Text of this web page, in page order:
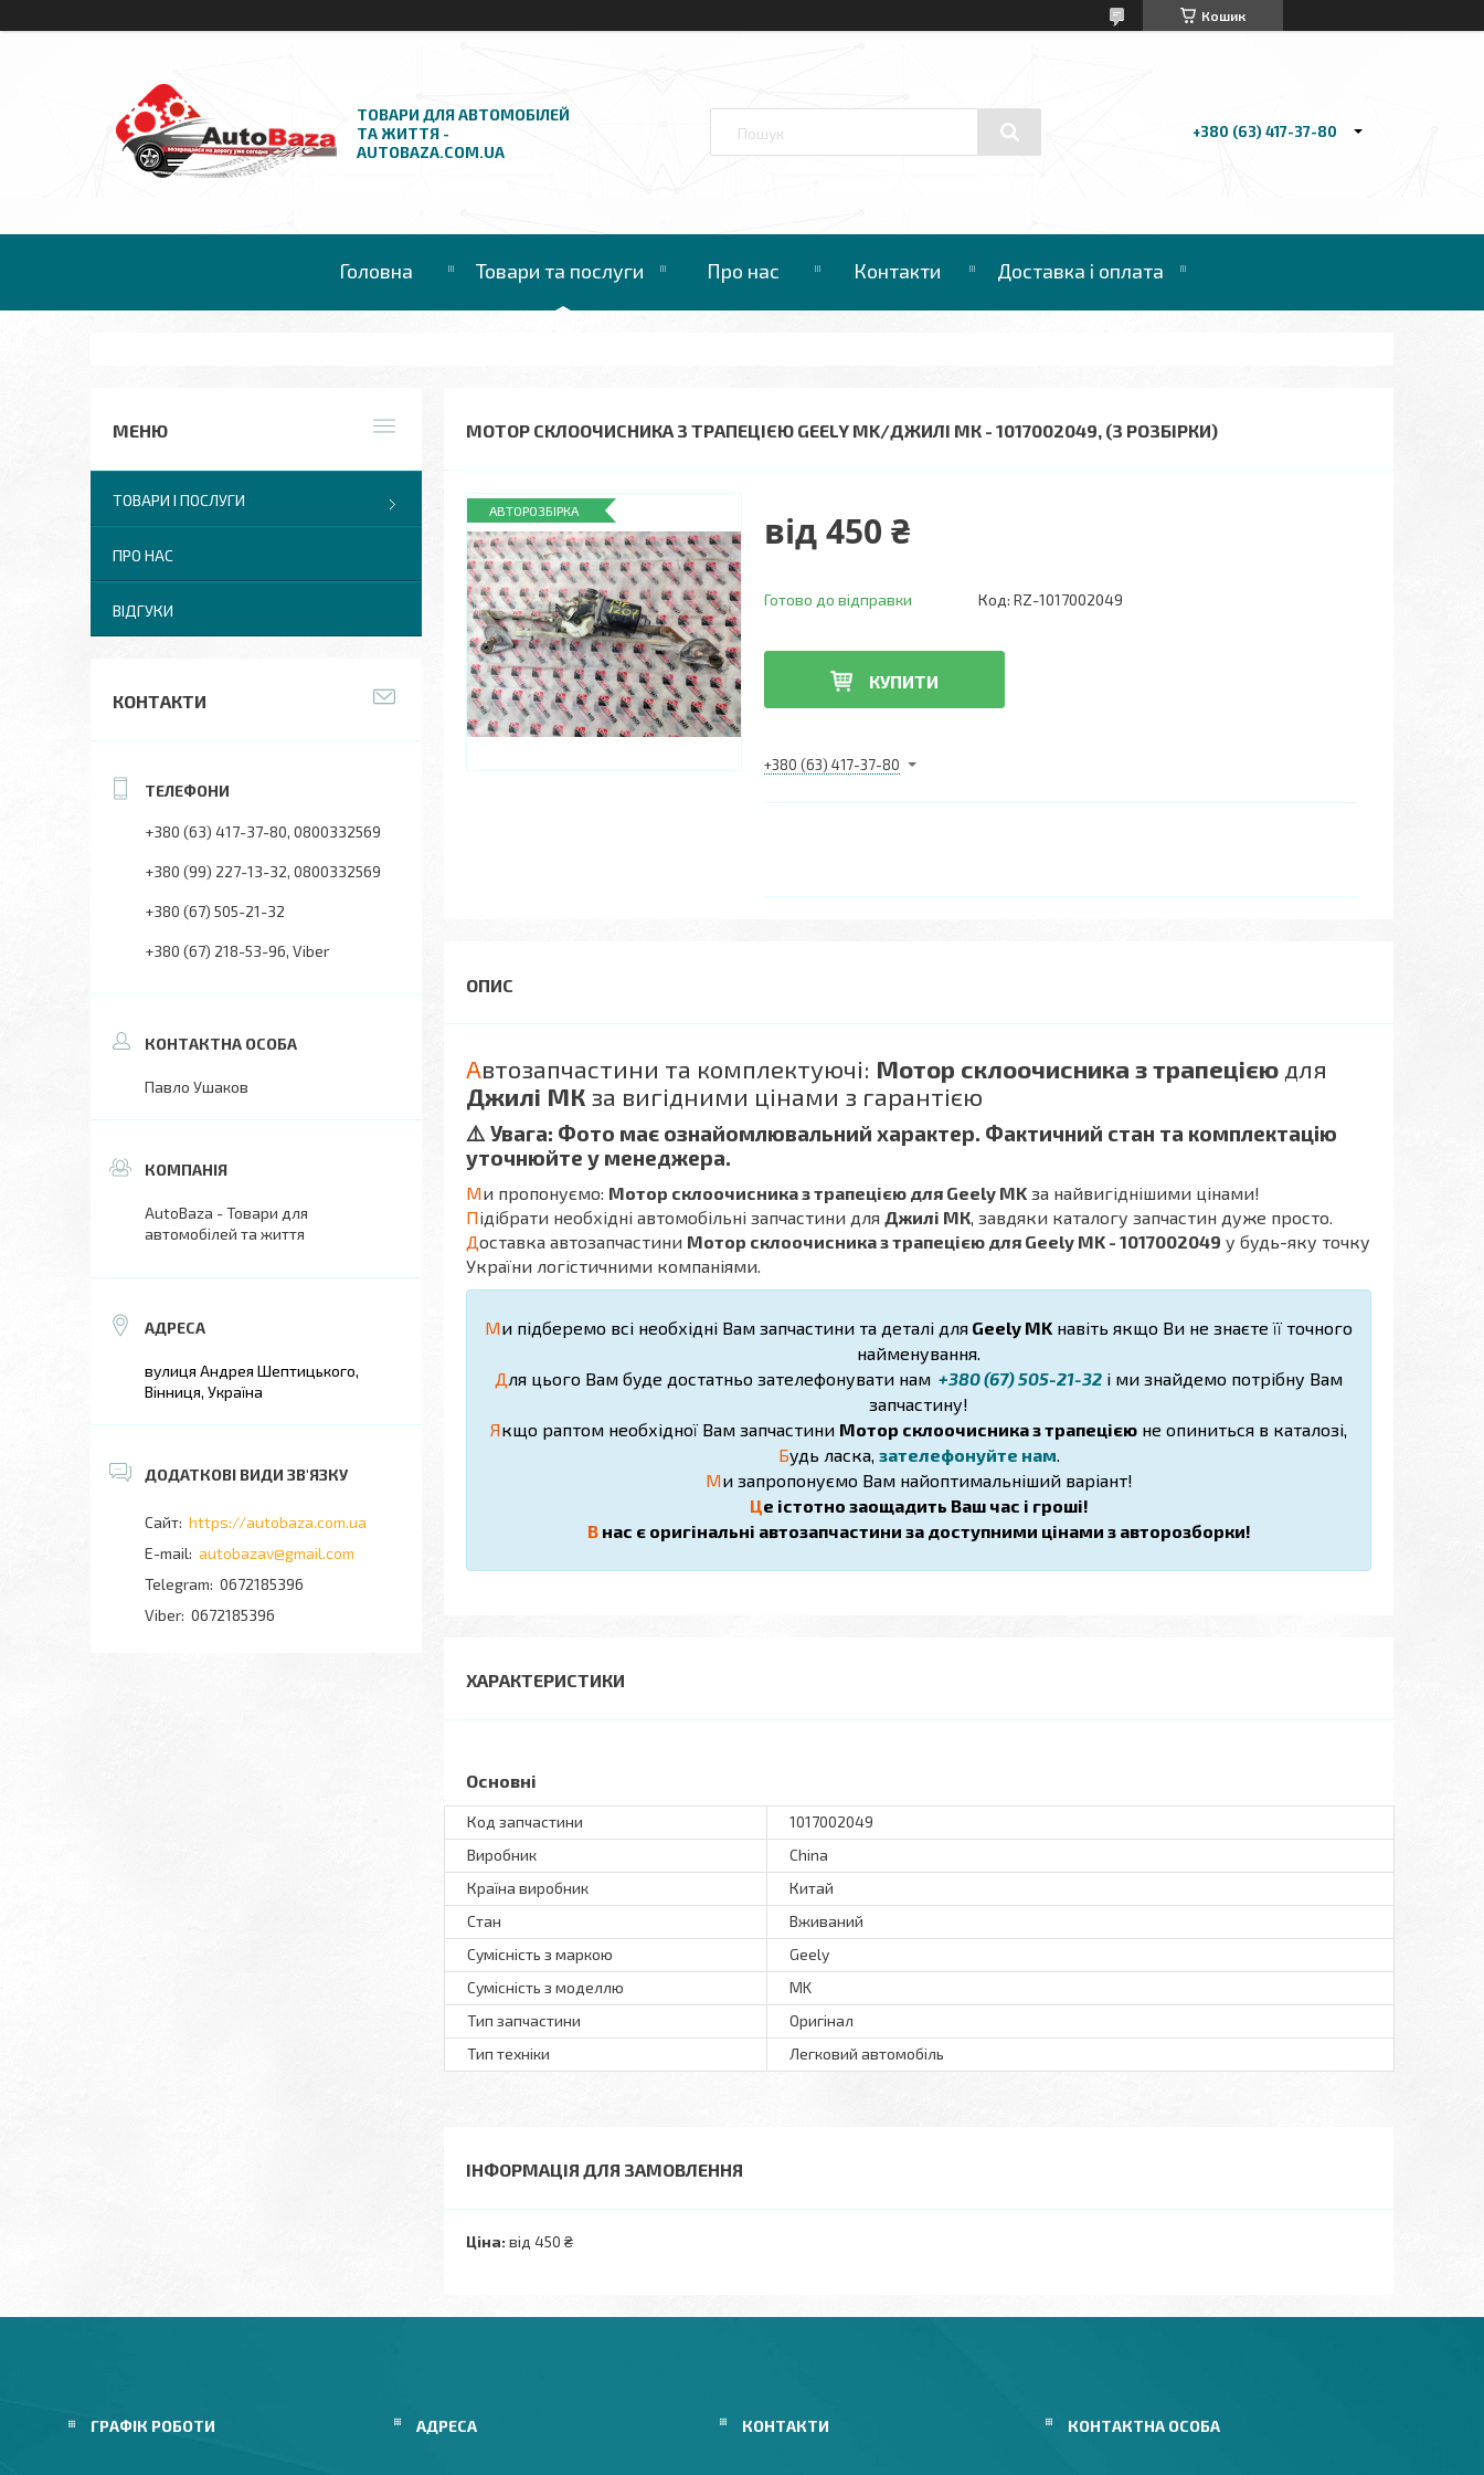
Кошик
ТОВАРИ ДЛЯ АВТОМОБІЛЕЙ
ТА ЖИТТЯ -
AUTOBAZA.COM.UA
+380 (63) 417-37-80
Головна Товари та послуги Про нас Контакти Доставка і оплата
МОТОР СКЛООЧИСНИКА З ТРАПЕЦІЄЮ GEELY MK/ДЖИЛІ МК - 1017002049, (З РОЗБІРКИ)
АВТОРОЗБІРКА від450 ₴
Готово до відправки Код: RZ-1017002049
КУПИТИ
+380 (63) 417-37-80
Автозапчастини та комплектуючі: Мотор склоочисника з трапецією для
Джилі МК за вигідними цінами з гарантією
⚠️ Увага: Фото має ознайомлювальний характер. Фактичний стан та комплектацію
уточнюйте у менеджера.
Ми пропонуємо: Мотор склоочисника з трапецією для Geely MK за найвигіднішими цінами!
Підібрати необхідні автомобільні запчастини для Джилі МК, завдяки каталогу запчастин дуже просто.
Доставка автозапчастини Мотор склоочисника з трапецією для Geely MK - 1017002049 у будь-яку точку
України логістичними компаніями.
Ми підберемо всі необхідні Вам запчастини та деталі для Geely MK навіть якщо Ви не знаєте її точного
найменування.
Для цього Вам буде достатньо зателефонувати нам +380 (67) 505-21-32 і ми знайдемо потрібну Вам
запчастину!
Якщо раптом необхідної Вам запчастини Мотор склоочисника з трапецією не опиниться в каталозі,
Будь ласка, зателефонуйте нам.
Ми запропонуємо Вам найоптимальніший варіант!
Це істотно заощадить Ваш час і гроші!
Внас є оригінальні автозапчастини за доступними цінами з авторозборки!
ХАРАКТЕРИСТИКИ
Основні
Код запчастини
1017002049
Виробник
China
Країна виробник
Китай
Стан
Вживаний
Сумісність з маркою
Geely
Сумісність з моделлю
MK
Тип запчастини
Оригінал
Тип техніки
Легковий автомобіль
ІНФОРМАЦІЯ ДЛЯ ЗАМОВЛЕННЯ
Ціна: від 450 ₴
ТОВАРИ І ПОСЛУГИ
ПРО НАС
ВІДГУКИ
КОНТАКТИ
+380 (63) 417-37-80 0800332569
+380 (99) 227-13-32 0800332569
+380 (67) 505-21-32
+380 (67) 218-53-96 Viber
Павло Ушаков
AutoBaza - Товари для
автомобілей та життя
вулиця Андрея Шептицького,
Вінниця, Україна
https://autobaza.com.ua
autobazav@gmail.com
0672185396
0672185396
ГРАФІК РОБОТИ